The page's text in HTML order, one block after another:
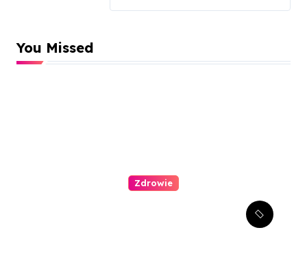
You Missed
Zdrowie